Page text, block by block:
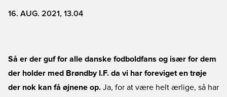
16. AUG. 2021, 13.04
Så er der guf for alle danske fodboldfans og især for dem
der holder med Brøndby I.F. da vi har foreviget en trøje
der nok kan få øjnene op. Ja, for at være helt ærlige, så har